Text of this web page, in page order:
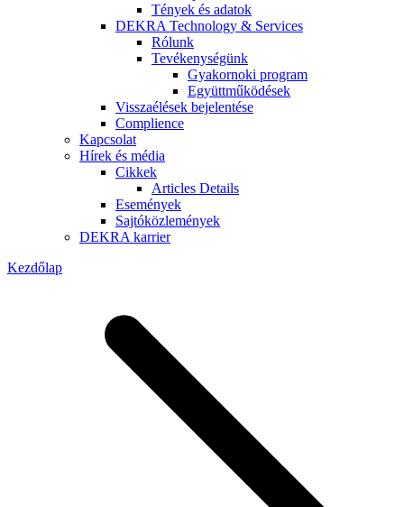
Tények és adatok
DEKRA Technology & Services
Rólunk
Tevékenységünk
Gyakornoki program
Együttműködések
Visszaélések bejelentése
Complience
Kapcsolat
Hírek és média
Cikkek
Articles Details
Események
Sajtóközlemények
DEKRA karrier
Kezdőlap